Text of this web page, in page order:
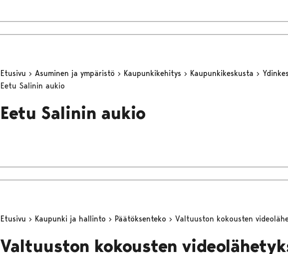
Etusivu Asuminen ja ympäristö Kaupunkikehitys Kaupunkikeskusta
Eetu Salinin aukio
Eetu Salinin aukio
Etusivu Kaupunki ja hallinto Päätöksenteko Valtuuston kokousten
Valtuuston kokousten